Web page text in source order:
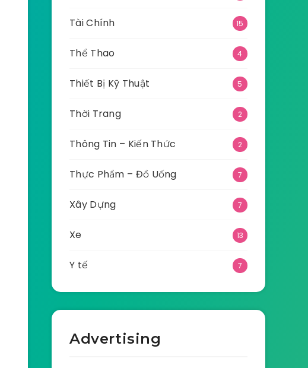
Tài Chính 15
Thể Thao 4
Thiết Bị Kỹ Thuật 5
Thời Trang 2
Thông Tin – Kiến Thức 2
Thực Phẩm – Đồ Uống 7
Xây Dựng 7
Xe 13
Y tế 7
Advertising